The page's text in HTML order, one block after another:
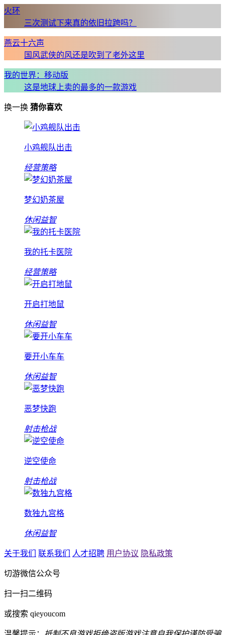
火环
三次测试下来真的依旧拉跨吗？
燕云十六声
国风武侠的风还是吹到了老外这里
我的世界：移动版
这是地球上卖的最多的一款游戏
换一换 猜你喜欢
小鸡舰队出击
经营策略
梦幻奶茶屋
休闲益智
我的托卡医院
经营策略
开启打地鼠
休闲益智
要开小车车
休闲益智
恶梦快跑
射击枪战
逆空使命
射击枪战
数独九宫格
休闲益智
关于我们 联系我们 人才招聘 用户协议 隐私政策
切游微信公众号
扫一扫二维码
或搜索 qieyoucom